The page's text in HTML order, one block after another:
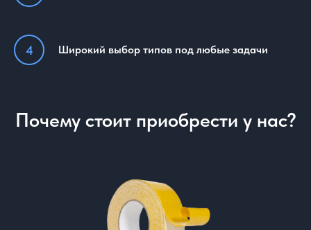
Широкий выбор типов под любые задачи
Почему стоит приобрести у нас?